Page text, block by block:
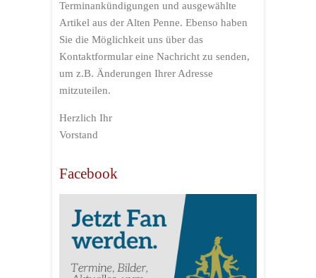
Terminankündigungen und ausgewählte
Artikel aus der Alten Penne. Ebenso haben
Sie die Möglichkeit uns über das
Kontaktformular eine Nachricht zu senden,
um z.B. Änderungen Ihrer Adresse
mitzuteilen.
Herzlich Ihr
Vorstand
Facebook